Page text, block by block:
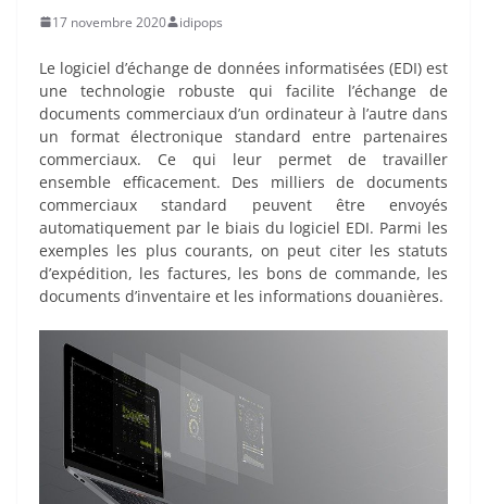
17 novembre 2020 idipops
Le logiciel d’échange de données informatisées (EDI) est
une technologie robuste qui facilite l’échange de
documents commerciaux d’un ordinateur à l’autre dans
un format électronique standard entre partenaires
commerciaux. Ce qui leur permet de travailler
ensemble efficacement. Des milliers de documents
commerciaux standard peuvent être envoyés
automatiquement par le biais du logiciel EDI. Parmi les
exemples les plus courants, on peut citer les statuts
d’expédition, les factures, les bons de commande, les
documents d’inventaire et les informations douanières.